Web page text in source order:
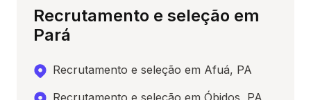
Recrutamento e seleção em
Pará
Recrutamento e seleção em Afuá, PA